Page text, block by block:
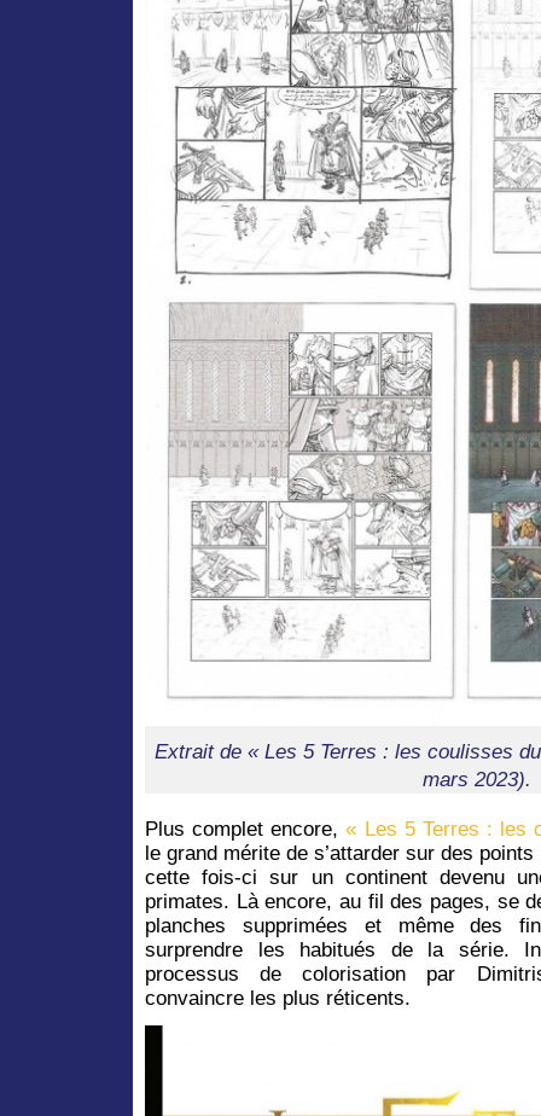
Extrait de « Les 5 Terres : les coulisses
mars 2023).
Plus complet encore,« Les 5 Terres : les
le grand mérite de s’attarder sur des
cette fois-ci sur un continent devenu
primates. Là encore, au fil des pages, se
planches supprimées et même des
surprendre les habitués de la série.
processus de colorisation par
convaincre les plus réticents.